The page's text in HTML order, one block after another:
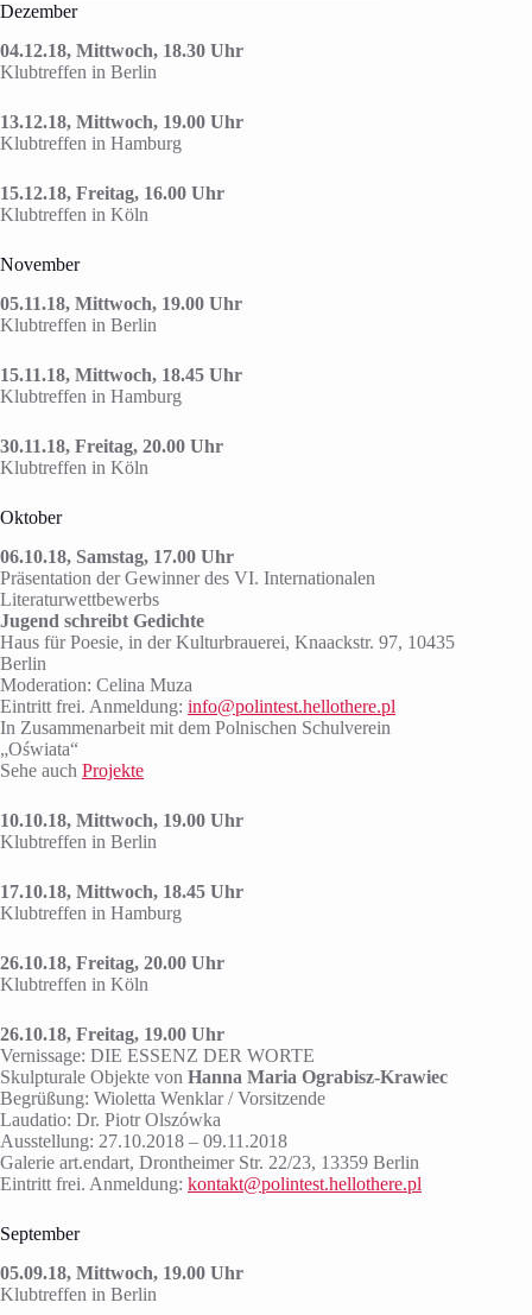
Dezember
04.12.18, Mittwoch, 18.30 Uhr
Klubtreffen in Berlin
13.12.18, Mittwoch, 19.00 Uhr
Klubtreffen in Hamburg
15.12.18, Freitag, 16.00 Uhr
Klubtreffen in Köln
November
05.11.18, Mittwoch, 19.00 Uhr
Klubtreffen in Berlin
15.11.18, Mittwoch, 18.45 Uhr
Klubtreffen in Hamburg
30.11.18, Freitag, 20.00 Uhr
Klubtreffen in Köln
Oktober
06.10.18, Samstag, 17.00 Uhr
Präsentation der Gewinner des VI. Internationalen
Literaturwettbewerbs
Jugend schreibt Gedichte
Haus für Poesie, in der Kulturbrauerei, Knaackstr. 97, 10435
Berlin
Moderation: Celina Muza
Eintritt frei. Anmeldung: info@polintest.hellothere.pl
In Zusammenarbeit mit dem Polnischen Schulverein
„Oświata“
Sehe auch Projekte
10.10.18, Mittwoch, 19.00 Uhr
Klubtreffen in Berlin
17.10.18, Mittwoch, 18.45 Uhr
Klubtreffen in Hamburg
26.10.18, Freitag, 20.00 Uhr
Klubtreffen in Köln
26.10.18, Freitag, 19.00 Uhr
Vernissage: DIE ESSENZ DER WORTE
Skulpturale Objekte von Hanna Maria Ograbisz-Krawiec
Begrüßung: Wioletta Wenklar / Vorsitzende
Laudatio: Dr. Piotr Olszówka
Ausstellung: 27.10.2018 – 09.11.2018
Galerie art.endart, Drontheimer Str. 22/23, 13359 Berlin
Eintritt frei. Anmeldung: kontakt@polintest.hellothere.pl
September
05.09.18, Mittwoch, 19.00 Uhr
Klubtreffen in Berlin